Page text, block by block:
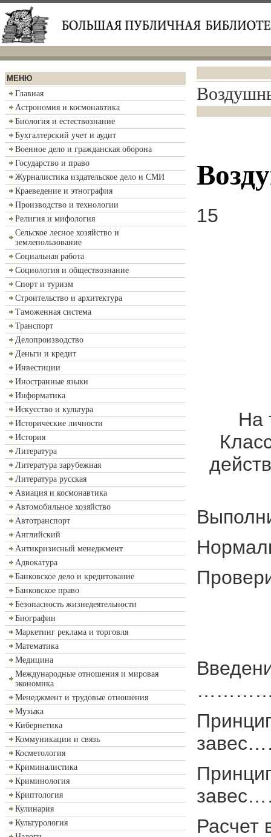
МЕНЮ
Главная
Астрономия и космонавтика
Биология и естествознание
Бухгалтерский учет и аудит
Военное дело и гражданская оборона
Государство и право
Журналистика издательское дело и СМИ
Краеведение и этнография
Производство и технологии
Религия и мифология
Сельское лесное хозяйство и
землепользование
Социальная работа
Социология и обществознание
Спорт и туризм
Строительство и архитектура
Таможенная система
Транспорт
Делопроизводство
Деньги и кредит
Инвестиции
Иностранные языки
Информатика
Искусство и культура
Исторические личности
История
Литература
Литература зарубежная
Литература русская
Авиация и космонавтика
Автомобильное хозяйство
Автотранспорт
Английский
Антикризисный менеджмент
Адвокатура
Банковское дело и кредитование
Банковское право
Безопасность жизнедеятельности
Биографии
Маркетинг реклама и торговля
Математика
Медицина
Международные отношения и мировая
экономика
Менеджмент и трудовые отношения
Музыка
Кибернетика
Коммуникации и связь
Косметология
Криминалистика
Криминология
Криптология
Кулинария
Культурология
15
На
Расчет